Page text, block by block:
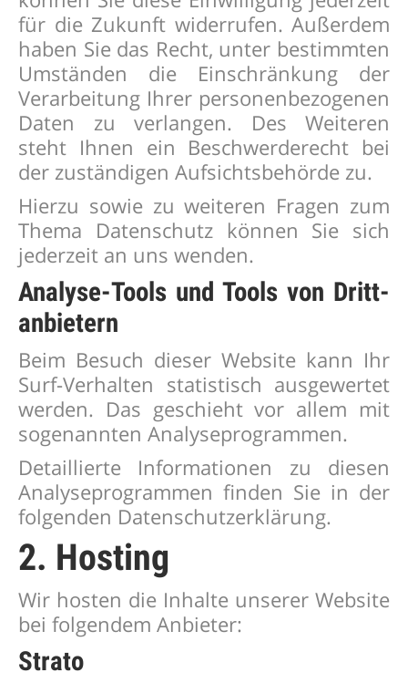
für die Zukunft widerrufen. Außerdem
haben Sie das Recht, unter bestimmten
Umständen die Einschränkung der
Verarbeitung Ihrer personenbezogenen
Daten zu verlangen. Des Weiteren
steht Ihnen ein Beschwerderecht bei
der zuständigen Aufsichtsbehörde zu.
Hierzu sowie zu weiteren Fragen zum
Thema Datenschutz können Sie sich
jederzeit an uns wenden.
Analyse-Tools und Tools von Dritt­
anbietern
Beim Besuch dieser Website kann Ihr
Surf-Verhalten statistisch ausgewertet
werden. Das geschieht vor allem mit
sogenannten Analyseprogrammen.
Detaillierte Informationen zu diesen
Analyseprogrammen finden Sie in der
folgenden Datenschutzerklärung.
2. Hosting
Wir hosten die Inhalte unserer Website
bei folgendem Anbieter:
Strato